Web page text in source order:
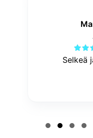
Selkeä